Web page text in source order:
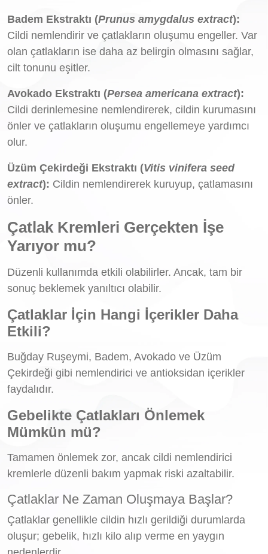
Badem Ekstraktı (Prunus amygdalus extract):
Cildi nemlendirir ve çatlakların oluşumu engeller. Var
olan çatlakların ise daha az belirgin olmasını sağlar,
cilt tonunu eşitler.
Avokado Ekstraktı (Persea americana extract):
Cildi derinlemesine nemlendirerek, cildin kurumasını
önler ve çatlakların oluşumu engellemeye yardımcı
olur.
Üzüm Çekirdeği Ekstraktı (Vitis vinifera seed
extract): Cildin nemlendirerek kuruyup, çatlamasını
önler.
Çatlak Kremleri Gerçekten İşe
Yarıyor mu?
Düzenli kullanımda etkili olabilirler. Ancak, tam bir
sonuç beklemek yanıltıcı olabilir.
Çatlaklar İçin Hangi İçerikler Daha
Etkili?
Buğday Ruşeymi, Badem, Avokado ve Üzüm
Çekirdeği gibi nemlendirici ve antioksidan içerikler
faydalıdır.
Gebelikte Çatlakları Önlemek
Mümkün mü?
Tamamen önlemek zor, ancak cildi nemlendirici
kremlerle düzenli bakım yapmak riski azaltabilir.
Çatlaklar Ne Zaman Oluşmaya Başlar?
Çatlaklar genellikle cildin hızlı gerildiği durumlarda
oluşur; gebelik, hızlı kilo alıp verme en yaygın